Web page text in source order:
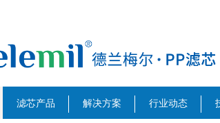
滤芯产品 解决方案 行业动态